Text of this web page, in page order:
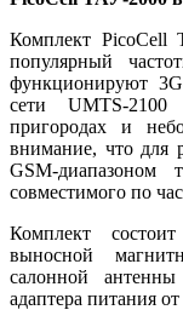
Комплект PicoCell
популярный
функционируют
сети UMTS-2100
пригородах и
внимание, что для
GSM-диапазоном
совместимого по
Комплект
выносной
салонной
адаптера питания